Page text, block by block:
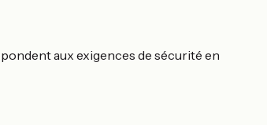
aux exigences de sécurité en